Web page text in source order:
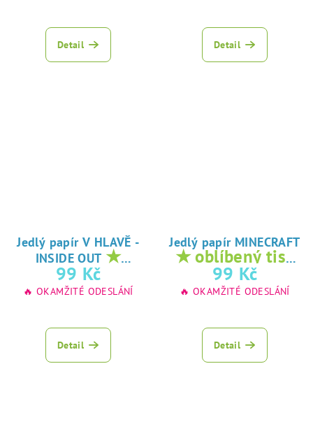
Detail Detail
Jedlý papír V HLAVĚ -
INSIDE OUT ★
oblíbený tisk na
jedlý papír
99 Kč
🔥 OKAMŽITÉ ODESLÁNÍ
Detail
Jedlý papír MINECRAFT
★ oblíbený tisk
na jedlý papír
99 Kč
🔥 OKAMŽITÉ ODESLÁNÍ
Detail